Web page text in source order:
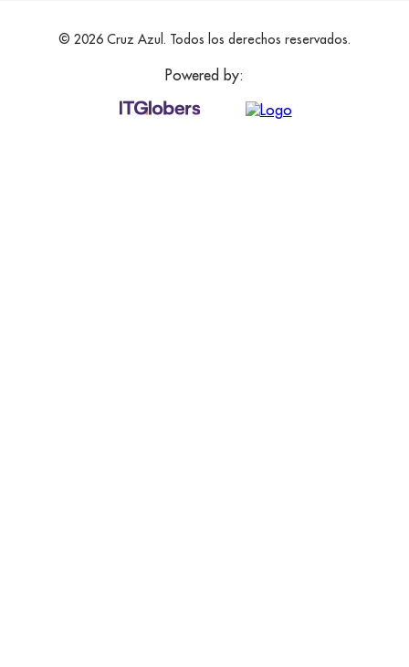
© 2026 Cruz Azul. Todos los derechos reservados.
Powered by: